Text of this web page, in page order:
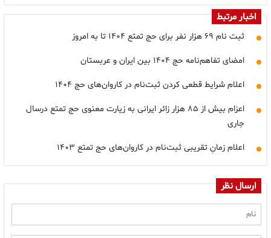
اخبار مرتبط
ثبت نام ۶۹ هزار نفر برای حج تمتع ۱۴۰۴ تا به امروز
امضای تفاهم‌نامه حج ۱۴۰۴ بین ایران و عربستان
اعلام شرایط قطعی کردن ثبت‌نام در کاروان‌های حج ۱۴۰۴
اعزام بیش از ۸۵ هزار زائر ایرانی به زیارت معنوی حج تمتع درسال
جاری
اعلام زمانِ تقریبی ثبت‌نام در کاروان‌های حج تمتع ۱۴۰۳
ارسال نظر